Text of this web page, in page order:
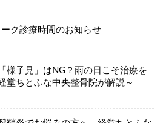
ク診療時間のお知らせ
子見」はNG？雨の日こそ治療を
堂ちとふな中央整骨院が解説～